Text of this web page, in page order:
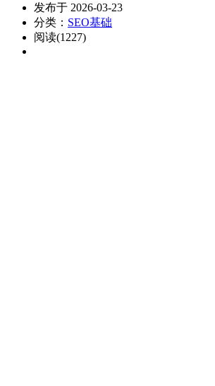
发布于 2026-03-23
分类： SEO基础
阅读(1227)